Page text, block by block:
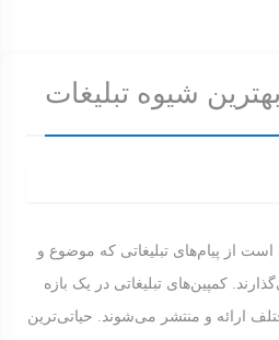
شیوه تبلیغات
از پیام‌های تبلیغاتی که موضوع و
کمپین‌های تبلیغاتی در یک بازه
ارائه و منتشر می‌شوند. حیاتی‌ترین